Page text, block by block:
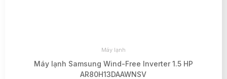
Máy lạnh
Máy lạnh Samsung Wind-Free Inverter 1.5 HP
AR80H13DAAWNSV